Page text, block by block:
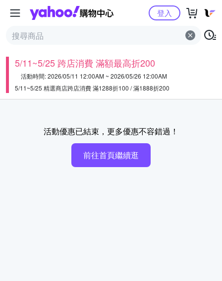
Yahoo購物中心
登入
5/11~5/25 跨店消費 滿額最高折200
活動時間: 2026/05/11 12:00AM ~ 2026/05/26 12:00AM
5/11~5/25 精選商店跨店消費 滿1288折100 / 滿1888折200
活動優惠已結束，更多優惠不容錯過！
前往首頁繼續逛